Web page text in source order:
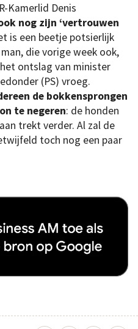
Kamerlid Denis
nog zijn ‘vertrouwen
is een beetje potsierlijk
die vorige week ook,
ontslag van minister
(PS) vroeg.
de bokkensprongen
te negeren: de honden
trekt verder. Al zal de
toch nog een paar